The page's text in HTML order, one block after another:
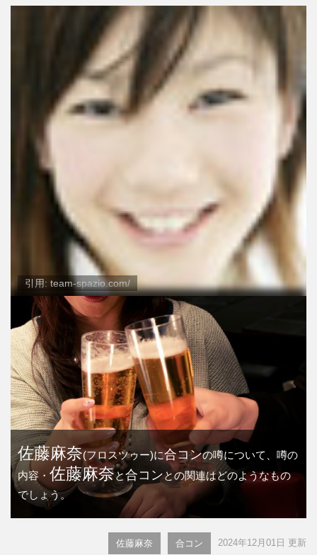
引用: team-spazio.com/
佐藤麻奈(フロスツゥー)に合コンの噂について、噂の
内容・ 佐藤麻奈と合コンとの関連はどのようなもの
でしょう。
佐藤麻奈 合コン 2024年12月01日 更新